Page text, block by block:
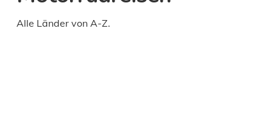
Alle Länder von A-Z.